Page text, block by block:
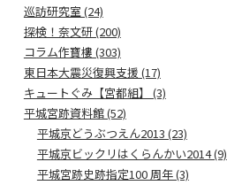
巡訪研究室 (24)
探検！奈文研 (200)
コラム作寶樓 (303)
東日本大震災復興支援 (17)
キュートぐみ【宮都組】 (3)
平城宮跡資料館 (52)
平城京どうぶつえん2013 (23)
平城京ビックリはくらんかい2014 (9)
平城宮跡史跡指定100 周年 (3)